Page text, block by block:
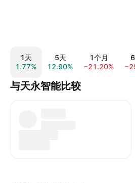
1天
1.77%
5天
12.90%
1个月
−21.20%
与天永智能比较